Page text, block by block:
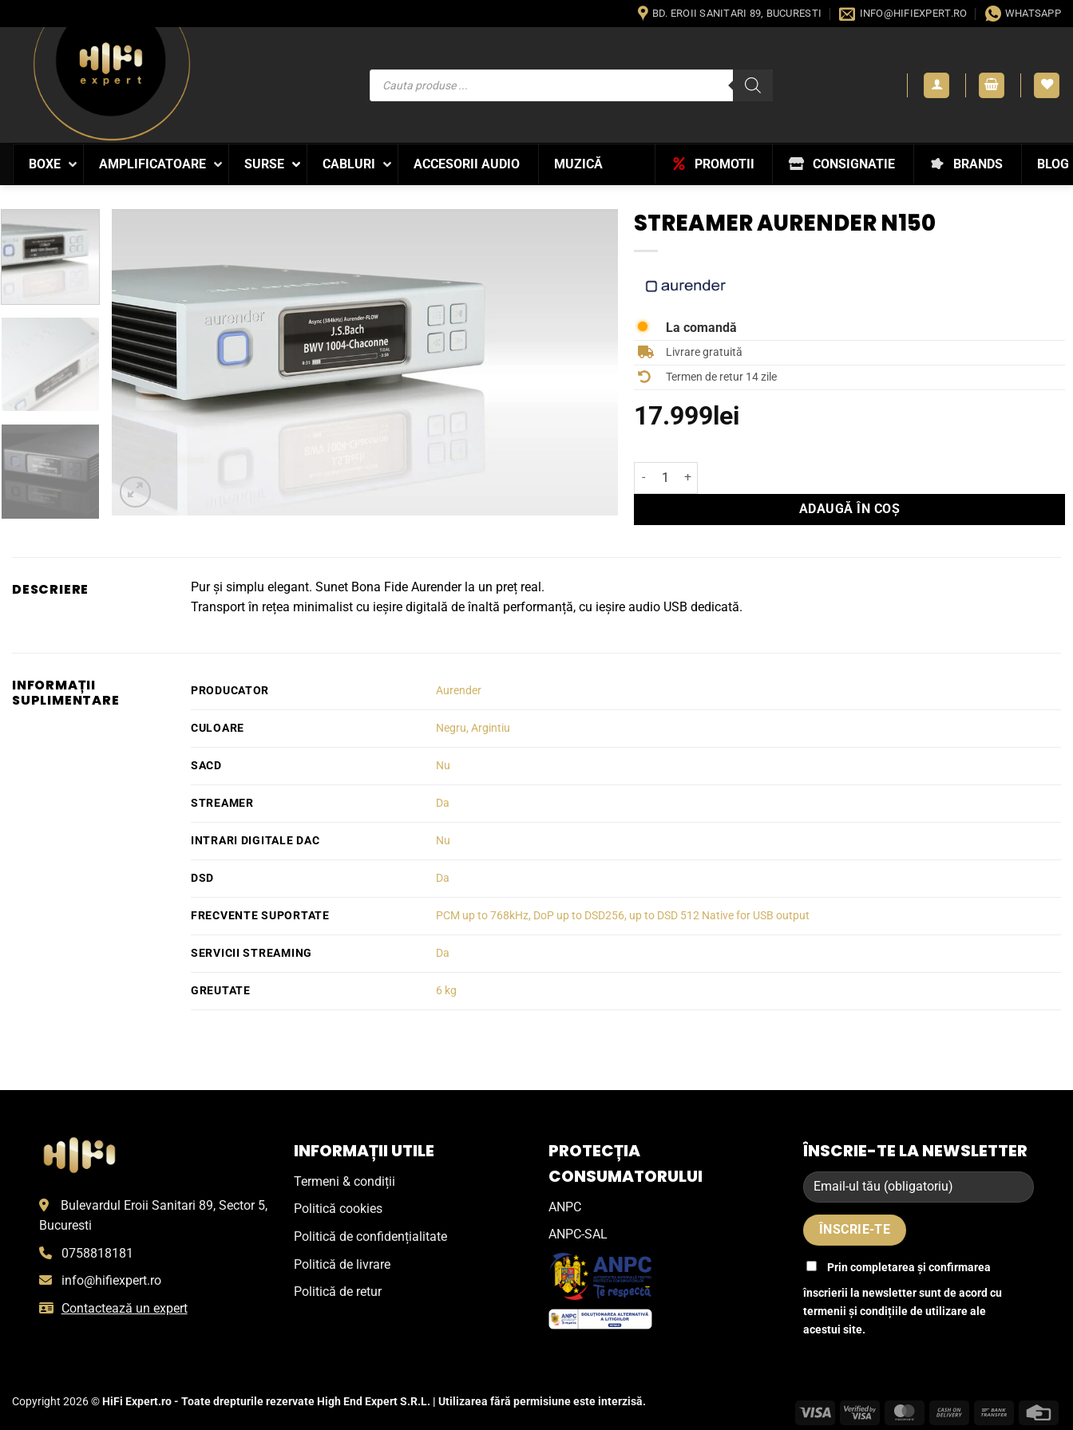
to
content
BD. EROII SANITARI 89, BUCURESTI INFO@HIFIEXPERT.RO WHATSAPP
Products
search
BOXE AMPLIFICATOARE SURSE CABLURI ACCESORII AUDIO MUZICĂ BLOG
BRANDS
CONSIGNATIE
PROMOTII
STREAMER AURENDER N150
La comandă
Livrare gratuită
Termen de retur 14 zile
17.999lei
Cantitate Streamer Aurender N150
ADAUGĂ ÎN COȘ
DESCRIERE
Pur și simplu elegant. Sunet Bona Fide Aurender la un preț real.
Transport în rețea minimalist cu ieșire digitală de înaltă performanță, cu ieșire audio USB dedicată.
INFORMAȚII
SUPLIMENTARE
PRODUCATOR Aurender
CULOARE Negru, Argintiu
SACD Nu
STREAMER Da
INTRARI DIGITALE DAC Nu
DSD Da
FRECVENTE SUPORTATE PCM up to 768kHz, DoP up to DSD256, up to DSD 512 Native for USB output
SERVICII STREAMING Da
GREUTATE 6 kg
Bulevardul Eroii Sanitari 89, Sector 5,
Bucuresti
0758818181
info@hifiexpert.ro
Contactează un expert
INFORMAȚII UTILE
Termeni & condiții
Politică cookies
Politică de confidențialitate
Politică de livrare
Politică de retur
PROTECȚIA
CONSUMATORULUI
ANPC
ANPC-SAL
ÎNSCRIE-TE LA NEWSLETTER
Prin completarea și confirmarea
înscrierii la newsletter sunt de acord cu
termenii și condițiile de utilizare ale
acestui site.
Visa
Visa
MasterCardCash
Bank
Copyright 2026 ©HiFi Expert.ro - Toate drepturile rezervate High End Expert S.R.L. | Utilizarea fără permisiune este interzisă.